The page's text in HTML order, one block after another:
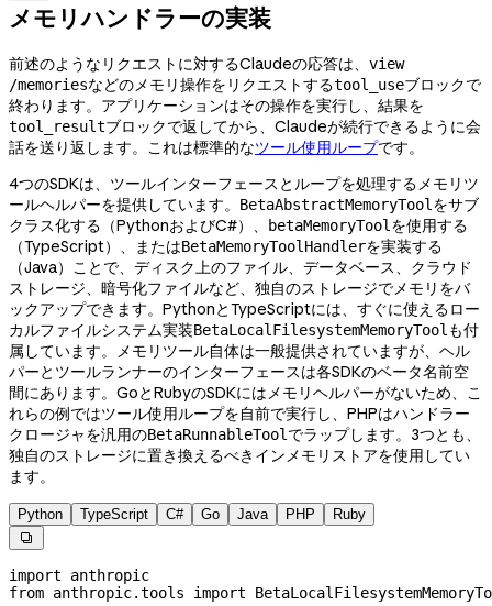
メモリハンドラーの実装
前述のようなリクエストに対するClaudeの応答は、 view
/memoriesなどのメモリ操作をリクエストするtool_useブロックで
終わります。アプリケーションはその操作を実行し、結果を
tool_resultブロックで返してから、Claudeが続行できるように会
話を送り返します。これは標準的なツール使用ループです。
4つのSDKは、ツールインターフェースとループを処理するメモリツ
ールヘルパーを提供しています。
BetaAbstractMemoryTool をサブ
クラス化する（PythonおよびC#）、
betaMemoryTool を使用する
（TypeScript）、またはBetaMemoryToolHandlerを実装する
（Java）ことで、ディスク上のファイル、データベース、クラウド
ストレージ、暗号化ファイルなど、独自のストレージでメモリをバ
ックアップできます。PythonとTypeScriptには、すぐに使えるロー
カルファイルシステム実装BetaLocalFilesystemMemoryTool も付
属しています。メモリツール自体は一般提供されていますが、ヘル
パーとツールランナーのインターフェースは各SDKのベータ名前空
間にあります。GoとRubyのSDKにはメモリヘルパーがないため、こ
れらの例ではツール使用ループを自前で実行し、PHPはハンドラー
クロージャを汎用のBetaRunnableTool でラップします。3つとも、
独自のストレージに置き換えるべきインメモリストアを使用してい
ます。
Python TypeScript C# Go Java PHP Ruby

import anthropic
from anthropic.tools import